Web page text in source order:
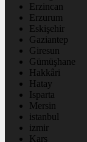
Erzincan
Erzurum
Eskişehir
Gaziantep
Giresun
Gümüşhane
Hakkâri
Hatay
Isparta
Mersin
istanbul
izmir
Kars